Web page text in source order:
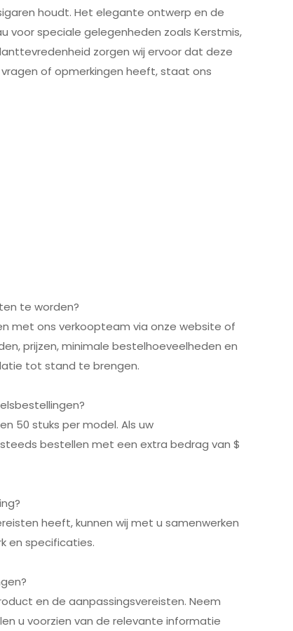
houdt. Het elegante ontwerp en de
speciale gelegenheden zoals Kerstmis,
zorgen wij ervoor dat deze
of opmerkingen heeft, staat ons
te worden?
met ons verkoopteam via onze website of
prijzen, minimale bestelhoeveelheden en
tot stand te brengen.
50 stuks per model. Als uw
bestellen met een extra bedrag van $
heeft, kunnen wij met u samenwerken
en specificaties.
en de aanpassingsvereisten. Neem
u voorzien van de relevante informatie